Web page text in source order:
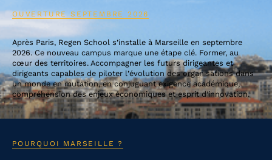
OUVERTURE SEPTEMBRE 2026
Après Paris, Regen School s’installe à Marseille en septembre
2026. Ce nouveau campus marque une étape clé. Former, au
cœur des territoires. Accompagner les futurs dirigeantes et
dirigeants capables de piloter l’évolution des organisations dans
un monde en mutation, en conjuguant exigence académique,
compréhension des enjeux économiques et esprit d’innovation.
POURQUOI MARSEILLE ?